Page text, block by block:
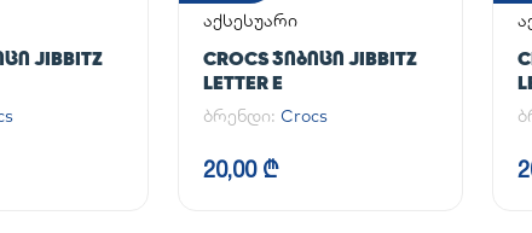
JIBBITZ
აქსესუარი
CROCS ᲯᲘᲑᲘᲪᲘ JIBBITZ
LETTER E
ბრენდი: Crocs
20,00 ₾